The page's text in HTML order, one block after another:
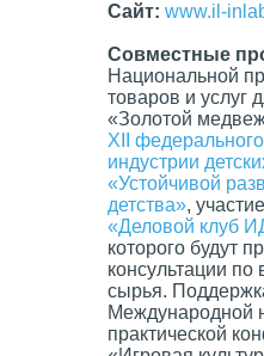
Сайт: www.il-
Совместные
Национальной
товаров и услуг
«Золотой
XII
индустрии
«Устойчивой
детства»,
«Деловой клуб
которого будут
консультации по
сырья. Поддержка
Международной
практической